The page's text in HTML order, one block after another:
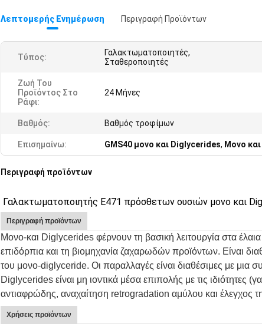
Λεπτομερής Ενημέρωση Περιγραφή Προϊόντων
Τύπος:
Γαλακτωματοποιητές,
Σταθεροποιητές
Ζωή Του
Προϊόντος Στο
Ράφι:
24 Μήνες
Βαθμός: Βαθμός τροφίμων
Επισημαίνω: GMS40 μονο και Diglycerides, Μονο
Περιγραφή προϊόντων
Γαλακτωματοποιητής E471 πρόσθετων ουσιών μονο και
Περιγραφή προϊόντων
Μονο-και Diglycerides φέρνουν τη βασική λειτουργία στα
επιδόρπια και τη βιομηχανία ζαχαρωδών προϊόντων. Είναι
του μονο-diglyceride. Οι παραλλαγές είναι διαθέσιμες με
Diglycerides είναι μη ιοντικά μέσα επιπολής με τις
αντιαφρώδης, αναχαίτηση retrogradation αμύλου και έλεγχος
Χρήσεις προϊόντων